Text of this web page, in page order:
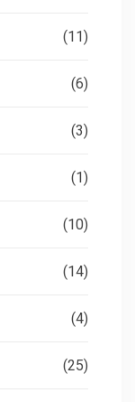
(11)
(6)
(3)
(1)
(10)
(14)
(4)
(25)